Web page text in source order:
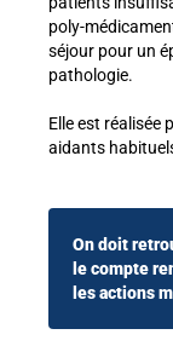
poly-
séjour pour un
pathologie.
Elle est réalisée
aidants
On doit
le compte
les actions